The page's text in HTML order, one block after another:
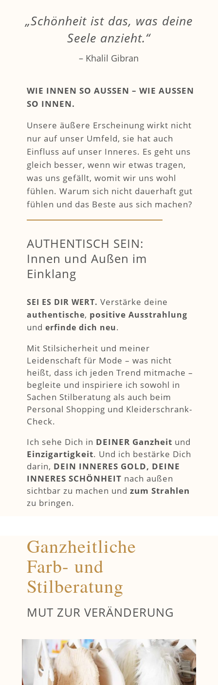
„Schönheit ist das, was deine
Seele anzieht.“
– Khalil Gibran
WIE INNEN SO AUSSEN – WIE AUSSEN
SO INNEN.
Unsere äußere Erscheinung wirkt nicht
nur auf unser Umfeld, sie hat auch
Einfluss auf unser Inneres. Es geht uns
gleich besser, wenn wir etwas tragen,
was uns gefällt, womit wir uns wohl
fühlen. Warum sich nicht dauerhaft gut
fühlen und das Beste aus sich machen?
AUTHENTISCH SEIN:
Innen und Außen im
Einklang
SEI ES DIR WERT. Verstärke deine
authentische, positive Ausstrahlung
und erfinde dich neu.
Mit Stilsicherheit und meiner
Leidenschaft für Mode – was nicht
heißt, dass ich jeden Trend mitmache –
begleite und inspiriere ich sowohl in
Sachen Stilberatung als auch beim
Personal Shopping und Kleiderschrank-
Check.
Ich sehe Dich in DEINER Ganzheit und
Einzigartigkeit. Und ich bestärke Dich
darin, DEIN INNERES GOLD, DEINE
INNERES SCHÖNHEIT nach außen
sichtbar zu machen und zum Strahlen
zu bringen.
Ganzheitliche
Farb- und
Stilberatung
MUT ZUR VERÄNDERUNG